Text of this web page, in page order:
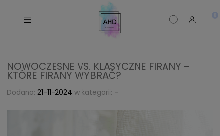
NOWOCZESNE VS. KLASYCZNE FIRANY –
KTÓRE FIRANY WYBRAĆ?
Dodano: 21-11-2024 w kategorii: -